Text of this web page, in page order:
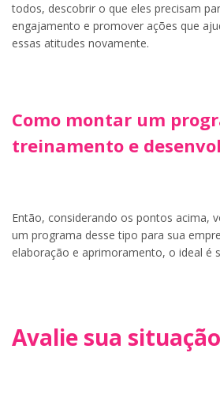
todos, descobrir o que eles precisam
engajamento e promover ações que
essas atitudes novamente.
Como montar um
treinamento e
Então, considerando os pontos acima,
um programa desse tipo para sua
elaboração e aprimoramento, o ideal é
Avalie sua situação